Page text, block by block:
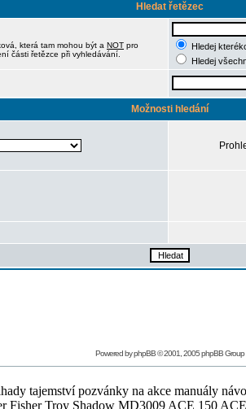
Hledat řetězec
která tam mohou být a NOT pro
části řetězce při vyhledávání.
Hledej
Hledej
Možnosti hledání
Powered byphpBB© 2001, 2005 phpBB Group
tajemství pozvánky na akce manuály
Troy Shadow MD3009 ACE 150